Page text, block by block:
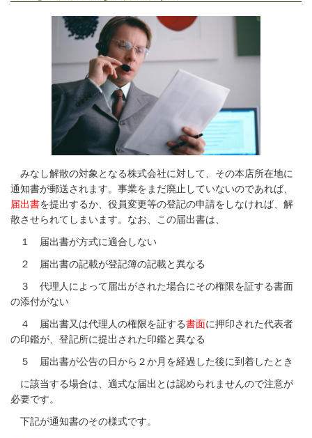
みなし解散の対象となる株式会社に対して、その本店所在地に
通知書が郵送されます。事業をまだ廃止していないのであれば、
届出書を提出するか、役員変更等の登記の申請をしなければ、解
散させられてしまいます。なお、この届出書は、
１ 届出書が方式に適合しない
２ 届出書の記載が登記簿の記載と異なる
３ 代理人によって届出がされた場合にその権限を証する書面
の添付がない
４ 届出書又は代理人の権限を証する書面に押印された代表者
の印鑑が、登記所に提出された印鑑と異なる
５ 届出書が公告の日から２か月を経過した後に到着したとき
に該当する場合は、適式な届出とは認められませんので注意が
必要です。
下記が通知書のその様式です。